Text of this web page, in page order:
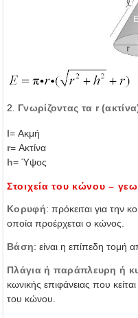
2. Γνωρίζοντας τα r
l= Ακμή
r= Ακτίνα
h= Ύψος
Στοιχεία του κώνου –
Κορυφή: πρόκειται για την
οποία προέρχεται ο κώνος.
Βάση: είναι η επίπεδη τομή
Πλάγια ή παράπλευρη ή
κωνικής επιφάνειας που
του κώνου.